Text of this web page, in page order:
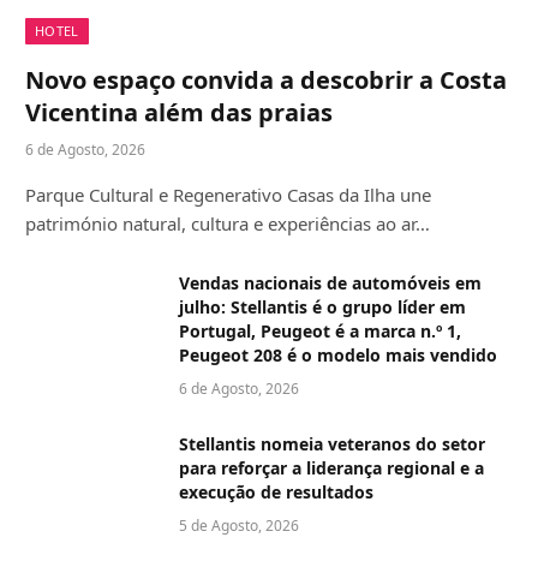
HOTEL
Novo espaço convida a descobrir a Costa
Vicentina além das praias
6 de Agosto, 2026
Parque Cultural e Regenerativo Casas da Ilha une
património natural, cultura e experiências ao ar…
Vendas nacionais de automóveis em
julho: Stellantis é o grupo líder em
Portugal, Peugeot é a marca n.º 1,
Peugeot 208 é o modelo mais vendido
6 de Agosto, 2026
Stellantis nomeia veteranos do setor
para reforçar a liderança regional e a
execução de resultados
5 de Agosto, 2026